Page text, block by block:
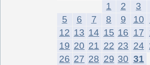
1
2 3
5
6 7 8 9 10
12 13 14 15 16 17
19 20 21 22 23 24
26 27 28 29 30 31